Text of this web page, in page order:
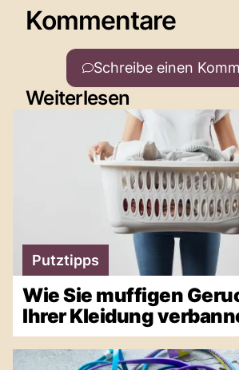
Kommentare
Schreibe einen
Weiterlesen
Putztipps
Wie Sie muffigen
Ihrer Kleidung